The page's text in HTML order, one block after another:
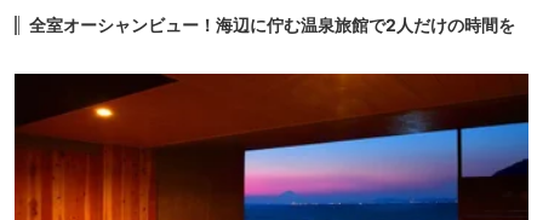
全室オーシャンビュー！海辺に佇む温泉旅館で2人だけの時間を